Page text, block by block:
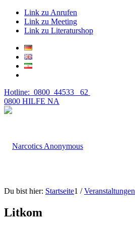
Link zu Anrufen
Link zu Meeting
Link zu Literaturshop
Hotline: 0800 44533 62
0800 HILFE NA
Du bist hier: Startseite1 / Veranstaltungen
Litkom